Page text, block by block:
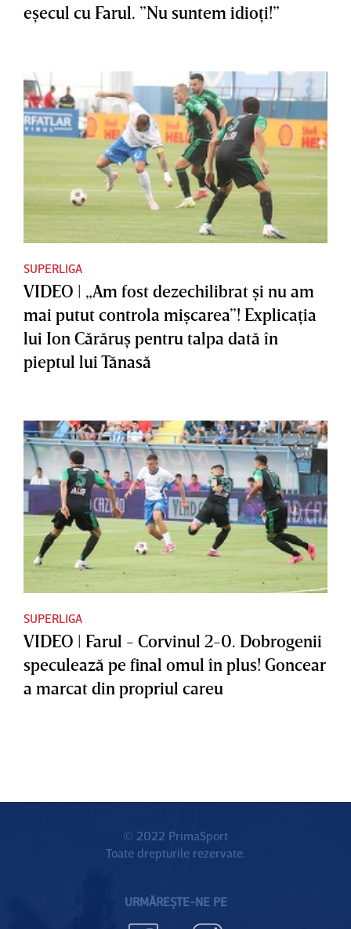
eşecul cu Farul. ”Nu suntem idioţi!”
SUPERLIGA
VIDEO | „Am fost dezechilibrat şi nu am
mai putut controla mişcarea”! Explicaţia
lui Ion Cărăruş pentru talpa dată în
pieptul lui Tănasă
SUPERLIGA
VIDEO | Farul - Corvinul 2-0. Dobrogenii
speculează pe final omul în plus! Goncear
a marcat din propriul careu
© 2022 PrimaSport
Toate drepturile rezervate.
URMĂREȘTE-NE PE